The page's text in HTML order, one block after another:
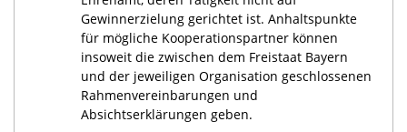
Gewinnerzielung gerichtet ist. Anhaltspunkte
für mögliche Kooperationspartner können
insoweit die zwischen dem Freistaat Bayern
und der jeweiligen Organisation geschlossenen
Rahmenvereinbarungen und
Absichtserklärungen geben.